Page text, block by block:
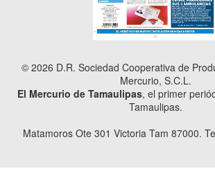
© 2026 D.R. Sociedad Cooperativa de
Mercurio, S.C.L.
El Mercurio de Tamaulipas, el primer
Tamaulipas.
Matamoros Ote 301 Victoria Tam 87000.